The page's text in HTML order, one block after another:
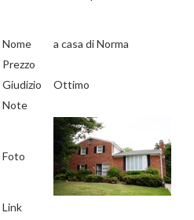
Nome
a casa di Norma
Prezzo
Giudizio
Ottimo
Note
Foto
Link